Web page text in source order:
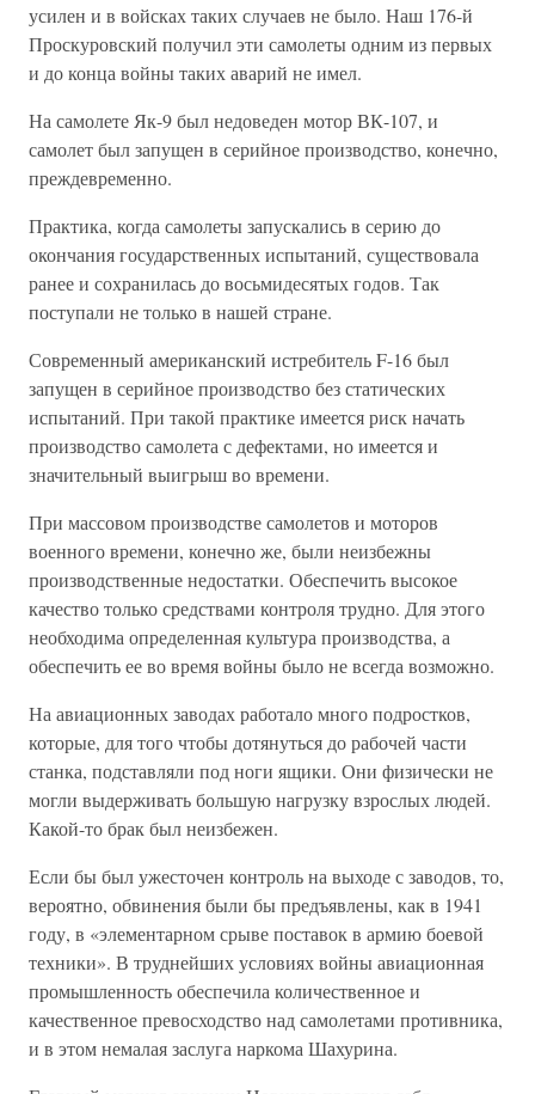
усилен и в войсках таких случаев не было. Наш 176-й
Проскуровский получил эти самолеты одним из первых
и до конца войны таких аварий не имел.
На самолете Як-9 был недоведен мотор ВК-107, и
самолет был запущен в серийное производство, конечно,
преждевременно.
Практика, когда самолеты запускались в серию до
окончания государственных испытаний, существовала
ранее и сохранилась до восьмидесятых годов. Так
поступали не только в нашей стране.
Современный американский истребитель F-16 был
запущен в серийное производство без статических
испытаний. При такой практике имеется риск начать
производство самолета с дефектами, но имеется и
значительный выигрыш во времени.
При массовом производстве самолетов и моторов
военного времени, конечно же, были неизбежны
производственные недостатки. Обеспечить высокое
качество только средствами контроля трудно. Для этого
необходима определенная культура производства, а
обеспечить ее во время войны было не всегда возможно.
На авиационных заводах работало много подростков,
которые, для того чтобы дотянуться до рабочей части
станка, подставляли под ноги ящики. Они физически не
могли выдерживать большую нагрузку взрослых людей.
Какой-то брак был неизбежен.
Если бы был ужесточен контроль на выходе с заводов, то,
вероятно, обвинения были бы предъявлены, как в 1941
году, в «элементарном срыве поставок в армию боевой
техники». В труднейших условиях войны авиационная
промышленность обеспечила количественное и
качественное превосходство над самолетами противника,
и в этом немалая заслуга наркома Шахурина.